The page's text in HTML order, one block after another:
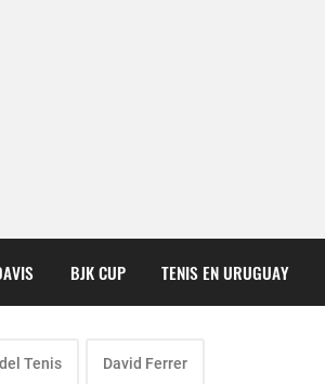
BJK CUP TENIS EN URUGUAY
Tenis David Ferrer